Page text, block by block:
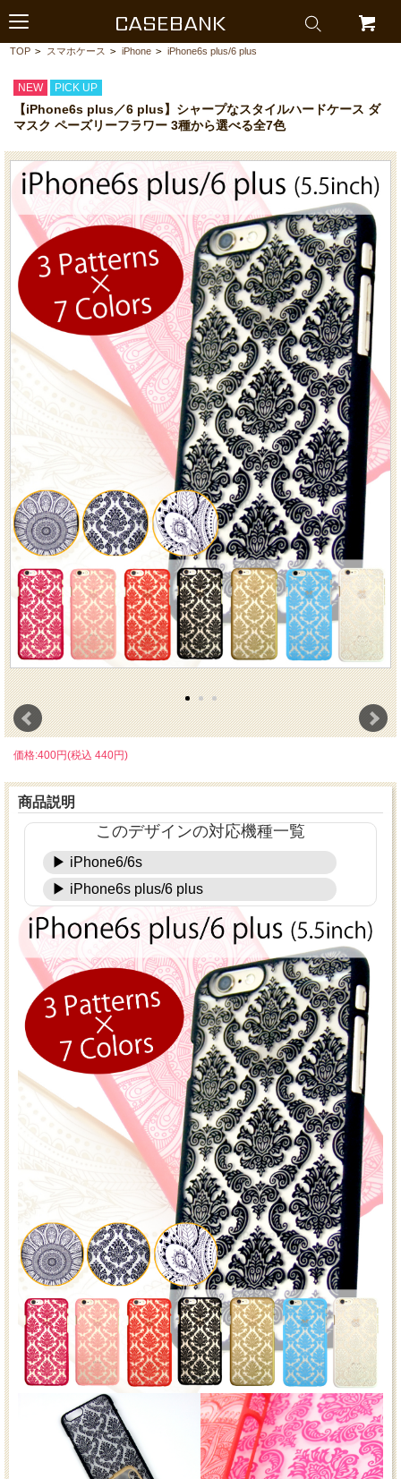
CASEBANK
TOP > スマホケース > iPhone > iPhone6s plus/6 plus
NEW PICK UP
【iPhone6s plus／6 plus】シャープなスタイルハードケース ダ
マスク ペーズリーフラワー 3種から選べる全7色
価格:400円(税込 440円)
商品説明
このデザインの対応機種一覧
▶ iPhone6/6s
▶ iPhone6s plus/6 plus